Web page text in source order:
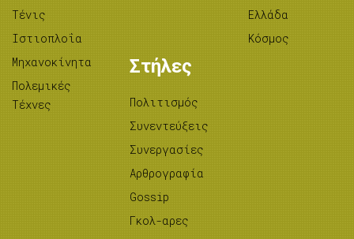
Τένις
Ιστιοπλοΐα
Μηχανοκίνητα
Πολεμικές
Τέχνες
Ελλάδα
Κόσμος
Στήλες
Πολιτισμός
Συνεντεύξεις
Συνεργασίες
Αρθρογραφία
Gossip
Γκολ-αρες